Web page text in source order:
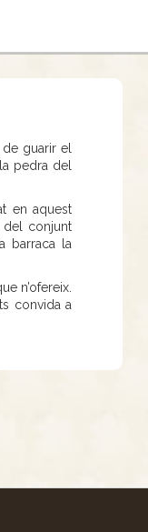
guarir el
pedra del
en aquest
conjunt
barraca la
n’ofereix.
convida a